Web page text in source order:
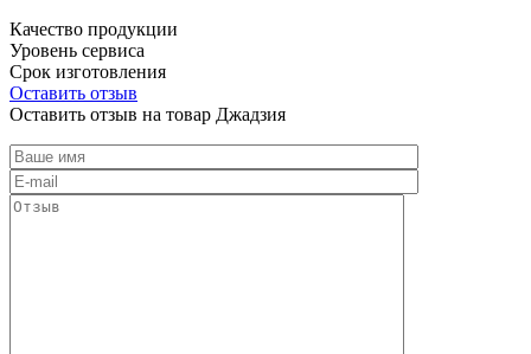
Качество продукции
Уровень сервиса
Срок изготовления
Оставить отзыв
Оставить отзыв на товар Джадзия